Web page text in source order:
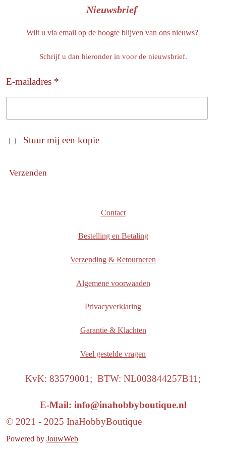
Nieuwsbrief
Wilt u via email op de hoogte blijven van ons nieuws?
Schrijf u dan hieronder in voor de nieuwsbrief.
E-mailadres *
Stuur mij een kopie
Verzenden
Contact
Bestelling en Betaling
Verzending & Retourneren
Algemene voorwaaden
Privacyverklaring
Garantie & Klachten
Veel gestelde vragen
KvK: 83579001; BTW: NL003844257B11;
E-Mail: info@inahobbyboutique.nl
© 2021 - 2025 InaHobbyBoutique
Powered by JouwWeb